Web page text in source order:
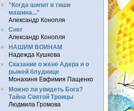
"Когда шипит в тиши
машина..."
Александр Конопля
Снег
Александр Конопля
НАШИМ ВОИНАМ
Надежда Кушкова
Сказание о жене Адера и о
рыжей блуднице
Монахиня Евфимия Пащенко
Можно ли увидеть Бога?
Тайна Святой Троицы
Людмила Громова